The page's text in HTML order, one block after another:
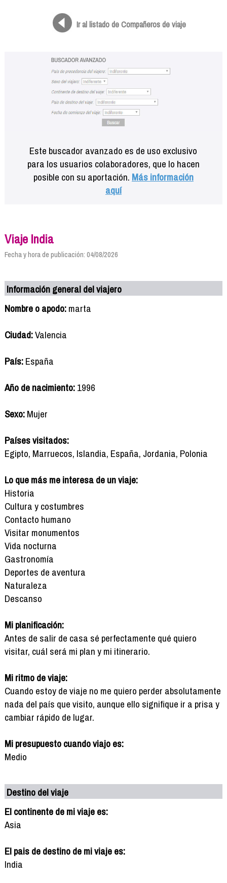
Ir al listado de Compañeros de viaje
Este buscador avanzado es de uso exclusivo
para los usuarios colaboradores, que lo hacen
posible con su aportación. Más información
aquí
Viaje India
Fecha y hora de publicación: 04/08/2026
Información general del viajero
Nombre o apodo:marta
Ciudad:Valencia
País:España
Año de nacimiento:1996
Sexo:Mujer
Países visitados:
Egipto, Marruecos, Islandia, España, Jordania, Polonia
Lo que más me interesa de un viaje:
Historia
Cultura y costumbres
Contacto humano
Visitar monumentos
Vida nocturna
Gastronomía
Deportes de aventura
Naturaleza
Descanso
Mi planificación:
Antes de salir de casa sé perfectamente qué quiero
visitar, cuál será mi plan y mi itinerario.
Mi ritmo de viaje:
Cuando estoy de viaje no me quiero perder absolutamente
nada del país que visito, aunque ello signifique ir a prisa y
cambiar rápido de lugar.
Mi presupuesto cuando viajo es:
Medio
Destino del viaje
El continente de mi viaje es:
Asia
El pais de destino de mi viaje es:
India